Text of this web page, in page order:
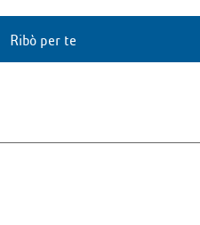
Ribò per te